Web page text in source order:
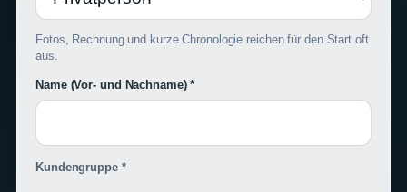
Fotos, Rechnung und kurze Chronologie reichen für den Start oft
aus.
Name (Vor- und Nachname) *
Kundengruppe *